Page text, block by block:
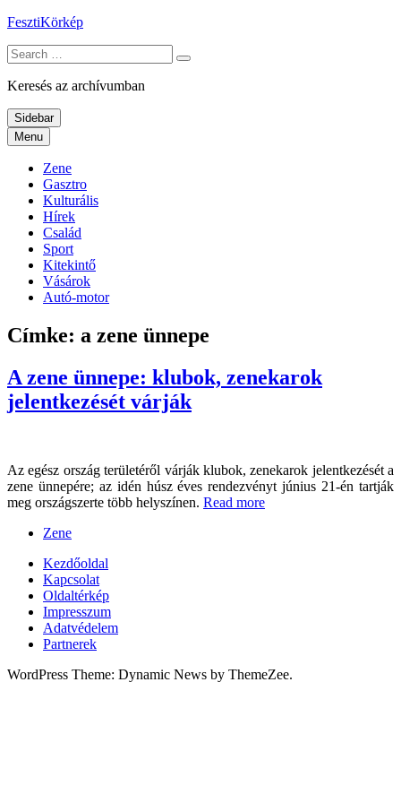
Skip
content
FesztiKörkép
Search
for:
Keresés az archívumban
Sidebar
Menu
Zene
Gasztro
Kulturális
Hírek
Család
Sport
Kitekintő
Vásárok
Autó-motor
Címke: a zene ünnepe
A zene ünnepe: klubok, zenekarok
jelentkezését várják
Az egész ország területéről várják klubok, zenekarok jelentkezését a
zene ünnepére; az idén húsz éves rendezvényt június 21-én tartják
meg országszerte több helyszínen. Read more
Zene
Kezdőoldal
Kapcsolat
Oldaltérkép
Impresszum
Adatvédelem
Partnerek
WordPress Theme: Dynamic News by ThemeZee.